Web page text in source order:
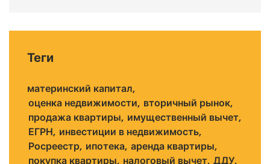
Теги
материнский капитал
оценка недвижимости вторичный рынок
продажа квартиры имущественный вычет
ЕГРН инвестиции в недвижимость
Росреестр ипотека аренда квартиры
покупка квартиры налоговый вычет ДДУ